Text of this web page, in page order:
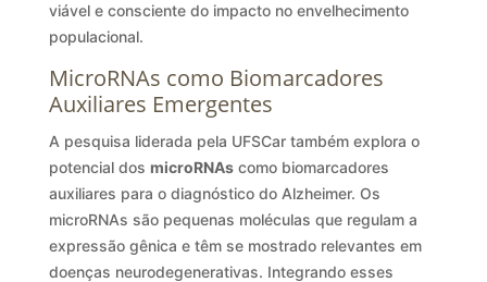
viável e consciente do impacto no envelhecimento
populacional.
MicroRNAs como Biomarcadores
Auxiliares Emergentes
A pesquisa liderada pela UFSCar também explora o
potencial dos microRNAscomo biomarcadores
auxiliares para o diagnóstico do Alzheimer. Os
microRNAs são pequenas moléculas que regulam a
expressão gênica e têm se mostrado relevantes em
doenças neurodegenerativas. Integrando esses